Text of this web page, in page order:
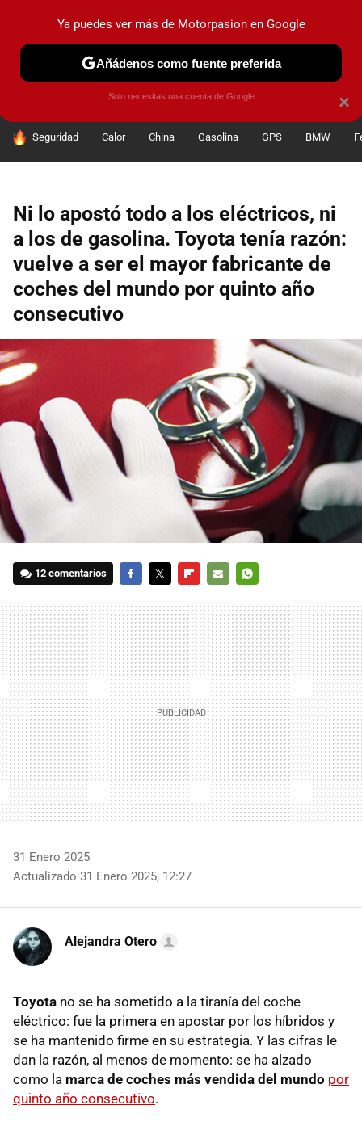
PRUEBAS COCHES ELÉCTRICOS OBSERVATORIO
HOY SE HABLA DE
Seguridad Calor China Gasolina GPS BMW
Ni lo apostó todo a los eléctricos, ni
a los de gasolina. Toyota tenía razón:
vuelve a ser el mayor fabricante de
coches del mundo por quinto año
consecutivo
12 comentarios
MAIL
31 Enero 2025
Actualizado 31 Enero 2025, 12:27
Alejandra Otero
Toyota no se ha sometido a la tiranía del coche
eléctrico: fue la primera en apostar por los híbridos y
se ha mantenido firme en su estrategia. Y las cifras le
dan la razón, al menos de momento: se ha alzado
como la marca de coches más vendida del mundo por
quinto año consecutivo.
×
Ya puedes ver más de Motorpasion en Google
Añádenos como fuente preferida
Solo necesitas una cuenta de Google